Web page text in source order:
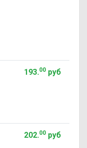
193.00руб
202.00руб